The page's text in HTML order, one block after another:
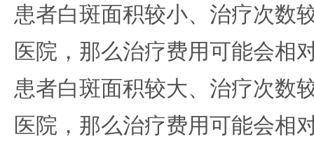
患者白斑面积较小、治疗次数
医院，那么治疗费用可能会相
患者白斑面积较大、治疗次数
医院，那么治疗费用可能会相